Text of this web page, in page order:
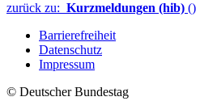
zurück zu: Kurzmeldungen (hib) ()
Barrierefreiheit
Datenschutz
Impressum
© Deutscher Bundestag